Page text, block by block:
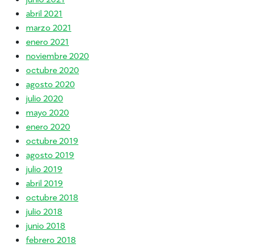
abril 2021
marzo 2021
enero 2021
noviembre 2020
octubre 2020
agosto 2020
julio 2020
mayo 2020
enero 2020
octubre 2019
agosto 2019
julio 2019
abril 2019
octubre 2018
julio 2018
junio 2018
febrero 2018